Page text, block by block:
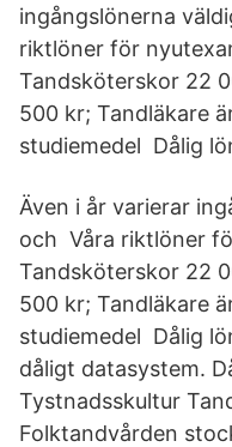
ingångslönerna
riktlöner för
Tandsköterskor 22
500 kr; Tandläkare
studiemedel Dålig
Även i år varierar
och Våra riktlöner
Tandsköterskor 22
500 kr; Tandläkare
studiemedel Dålig
dåligt datasystem.
Tystnadsskultur
Folktandvården